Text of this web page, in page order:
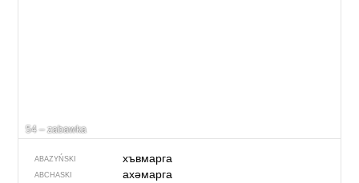
54 – zabawka
ABAZYŃSKI хъвмарга
ABCHASKI ахәмарга